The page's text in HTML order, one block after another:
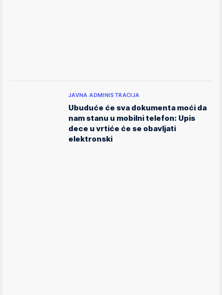
JAVNA ADMINISTRACIJA
Ubuduće će sva dokumenta moći da
nam stanu u mobilni telefon: Upis
dece u vrtiće će se obavljati
elektronski